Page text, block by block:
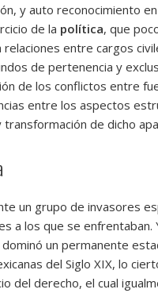
y auto reconocimiento
de la política, que
entre cargos
de pertenencia y
de los conflictos entre
entre los aspectos
de dicho
un grupo de invasores
a los que se enfrentaban.
un permanente
del Siglo XIX, lo
del derecho, el cual